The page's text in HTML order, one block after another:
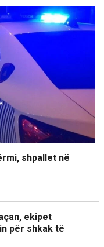
shpallet në
ekipet
për shkak të